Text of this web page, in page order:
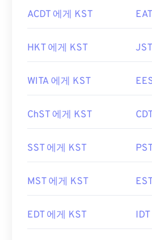
ACDT 에게 KST
HKT 에게 KST
WITA 에게 KST
ChST 에게 KST
SST 에게 KST
MST 에게 KST
EDT 에게 KST